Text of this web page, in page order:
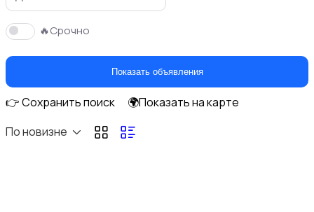
Птицы
🔥Срочно
Показать объявления
👉 Сохранить поиск
🌍Показать на карте
По новизне